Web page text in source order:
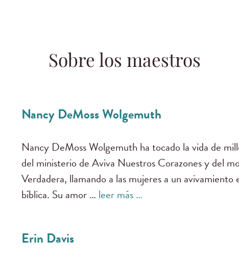
Sobre los maestros
Nancy DeMoss Wolgemuth
Nancy DeMoss Wolgemuth ha tocado la vida de
del ministerio de Aviva Nuestros Corazones y del
Verdadera, llamando a las mujeres a un
bíblica. Su amor … leer más …
Erin Davis